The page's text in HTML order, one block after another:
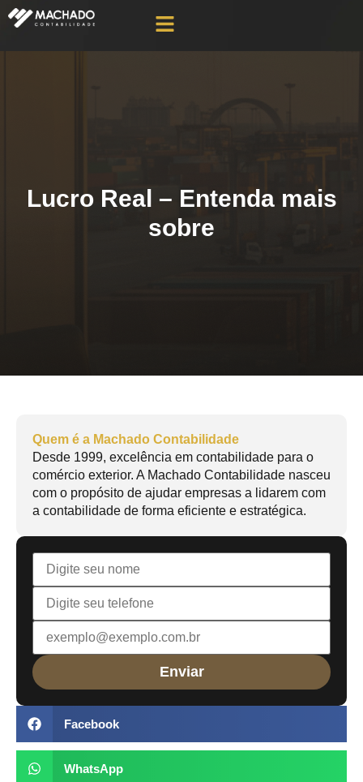
Lucro Real – Entenda mais
sobre
Quem é a Machado Contabilidade
Desde 1999, excelência em contabilidade para o
comércio exterior. A Machado Contabilidade nasceu
com o propósito de ajudar empresas a lidarem com
a contabilidade de forma eficiente e estratégica.
Facebook
WhatsApp